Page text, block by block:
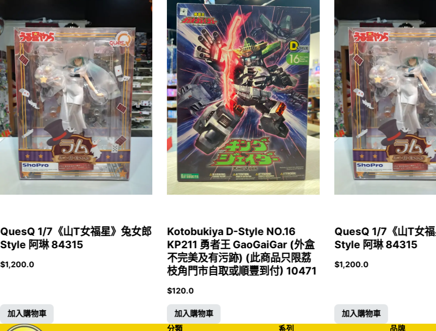
QuesQ 1/7《山T女福星》兔女郎
Style 阿琳 84315
$1,200.0
加入購物車
Kotobukiya D-Style NO.16
KP211 勇者王 GaoGaiGar (外盒
不完美及有污跡) (此商品只限荔
枝角門市自取或順豐到付) 10471
$120.0
加入購物車
QuesQ 1/7《山T女
Style 阿琳 84315
$1,200.0
加入購物車
分類
系列 品牌